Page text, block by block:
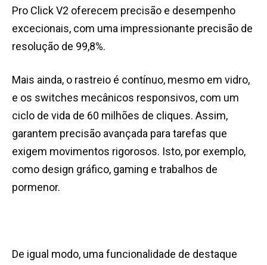
Pro Click V2 oferecem precisão e desempenho
excecionais, com uma impressionante precisão de
resolução de 99,8%.
Mais ainda, o rastreio é contínuo, mesmo em vidro,
e os switches mecânicos responsivos, com um
ciclo de vida de 60 milhões de cliques. Assim,
garantem precisão avançada para tarefas que
exigem movimentos rigorosos. Isto, por exemplo,
como design gráfico, gaming e trabalhos de
pormenor.
De igual modo, uma funcionalidade de destaque